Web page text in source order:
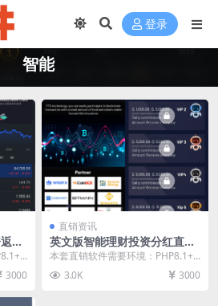
登录
智能
利
理
智
3000
直销资讯
英文版智能理财投资分红直销
软件 直销系统 直销管理软件
本套直销软件需要环境：PHP8.1+
MYSQL，是一套英文版智能理财投
资分红直销...
3.0K 3000